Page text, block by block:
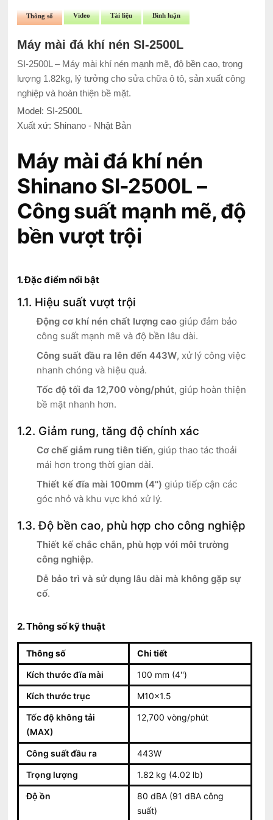
Thông số Video Tài liệu Bình luận
Máy mài đá khí nén SI-2500L
SI-2500L – Máy mài khí nén mạnh mẽ, độ bền cao, trọng
lượng 1.82kg, lý tưởng cho sửa chữa ô tô, sản xuất công
nghiệp và hoàn thiện bề mặt.
Model: SI-2500L
Xuất xứ: Shinano - Nhật Bản
Máy mài đá khí nén
Shinano SI-2500L –
Công suất mạnh mẽ, độ
bền vượt trội
1. Đặc điểm nổi bật
1.1. Hiệu suất vượt trội
Động cơ khí nén chất lượng cao giúp đảm bảo
công suất mạnh mẽ và độ bền lâu dài.
Công suất đầu ra lên đến 443W, xử lý công việc
nhanh chóng và hiệu quả.
Tốc độ tối đa 12,700 vòng/phút, giúp hoàn thiện
bề mặt nhanh hơn.
1.2. Giảm rung, tăng độ chính xác
Cơ chế giảm rung tiên tiến, giúp thao tác thoải
mái hơn trong thời gian dài.
Thiết kế đĩa mài 100mm (4'') giúp tiếp cận các
góc nhỏ và khu vực khó xử lý.
1.3. Độ bền cao, phù hợp cho công nghiệp
Thiết kế chắc chắn, phù hợp với môi trường
công nghiệp.
Dễ bảo trì và sử dụng lâu dài mà không gặp sự
cố.
2. Thông số kỹ thuật
Thông số Chi tiết
Kích thước đĩa mài 100 mm (4'')
Kích thước trục M10x1.5
Tốc độ không tải
(MAX)
12,700 vòng/phút
Công suất đầu ra 443W
Trọng lượng 1.82 kg (4.02 lb)
Độ ồn
80 dBA (91 dBA công
suất)